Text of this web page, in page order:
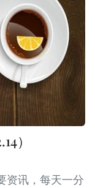
）
资讯，每天一分